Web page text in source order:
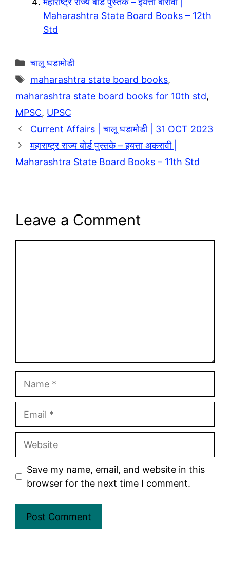
Maharashtra State Board Books – 12th
Std
Categories
चालू घडामोडी
Tags
maharashtra state board books,
maharashtra state board books for 10th std,
MPSC, UPSC
Current Affairs | चालू घडामोडी | 31 OCT 2023
महाराष्ट्र राज्य बोर्ड पुस्तके – इयत्ता अकरावी |
Maharashtra State Board Books – 11th Std
Leave a Comment
Name
Email
Website
Save my name, email, and website in this
browser for the next time I comment.